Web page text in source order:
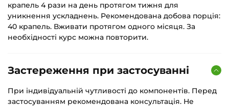
крапель 4 рази на день протягом тижня для
уникнення ускладнень. Рекомендована добова порція:
40 крапель. Вживати протягом одного місяця. За
необхідності курс можна повторити.
Застереження при застосуванні
При індивідуальній чутливості до компонентів. Перед
застосуванням рекомендована консультація. Не